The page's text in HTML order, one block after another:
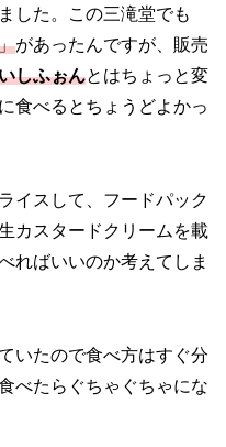
した。この三滝堂でも
があったんですが、販売
しふぉんとはちょっと変
食べるとちょうどよかっ
イスして、フードパック
カスタードクリームを載
ればいいのか考えてしま
いたので食べ方はすぐ分
べたらぐちゃぐちゃにな